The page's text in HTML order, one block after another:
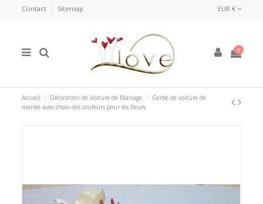
Contact Sitemap EUR €
0
Accueil Décoration de Voiture de Mariage
Gerbe de voiture de
mariée avec choix des couleurs pour les fleurs